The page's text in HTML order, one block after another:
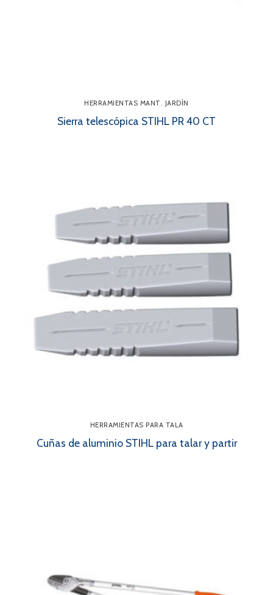
HERRAMIENTAS MANT. JARDÍN
Sierra telescópica STIHL PR 40 CT
HERRAMIENTAS PARA TALA
Cuñas de aluminio STIHL para talar y partir